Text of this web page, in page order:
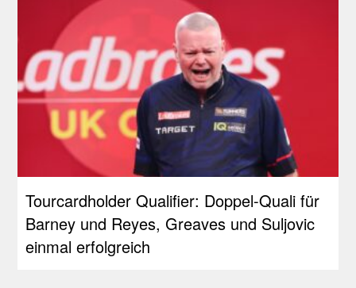
Tourcardholder Qualifier: Doppel-Quali für
Barney und Reyes, Greaves und Suljovic
einmal erfolgreich